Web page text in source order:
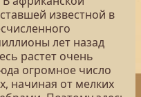
известной в
лет назад
растет очень
огромное число
начиная от мелких